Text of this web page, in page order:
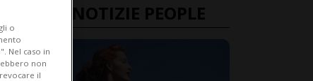
ULTIME NOTIZIE PEOPLE
o
Nel caso in
non
il